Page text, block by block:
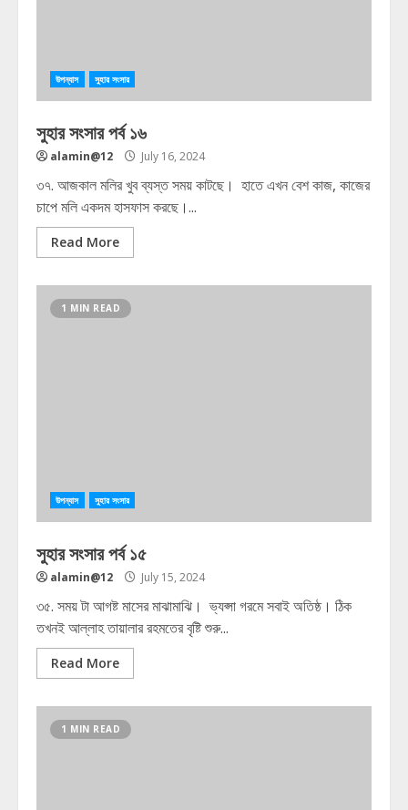
উপন্যাস সুহার সংসার
সুহার সংসার পর্ব ১৬
alamin@12 July 16, 2024
৩৭. আজকাল মলির খুব ব্যস্ত সময় কাটছে। হাতে এখন বেশ কাজ, কাজের
চাপে মলি একদম হাসফাস করছে।...
Read More
1 MIN READ
উপন্যাস সুহার সংসার
সুহার সংসার পর্ব ১৫
alamin@12 July 15, 2024
৩৫. সময় টা আগষ্ট মাসের মাঝামাঝি। ভ্যপ্সা গরমে সবাই অতিষ্ঠ। ঠিক
তখনই আল্লাহ তায়ালার রহমতের বৃষ্টি শুরু...
Read More
1 MIN READ